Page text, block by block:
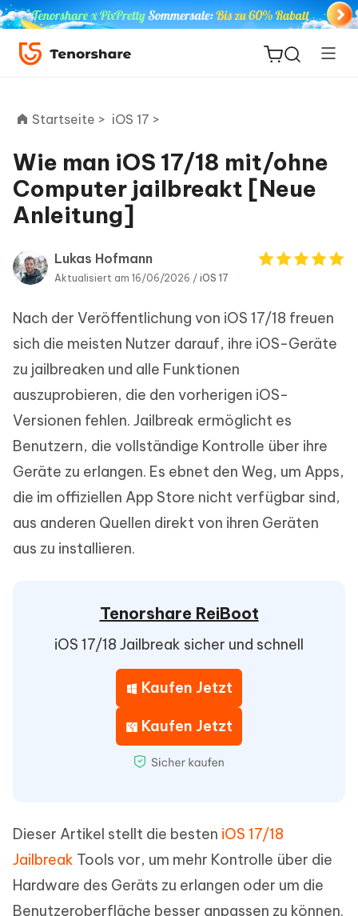
ReiBoot
for iOS
PDF
Editor
Neu
iAnyGo
Startseite > iOS 17 >
Wie man iOS 17/18 mit/ohne
Computer jailbreakt [Neue
Anleitung]
Lukas Hofmann
Aktualisiert am 16/06/2026 / iOS 17
Nach der Veröffentlichung von iOS 17/18 freuen
sich die meisten Nutzer darauf, ihre iOS-Geräte
zu jailbreaken und alle Funktionen
auszuprobieren, die den vorherigen iOS-
Versionen fehlen. Jailbreak ermöglicht es
Benutzern, die vollständige Kontrolle über ihre
Geräte zu erlangen. Es ebnet den Weg, um Apps,
die im offiziellen App Store nicht verfügbar sind,
aus anderen Quellen direkt von ihren Geräten
aus zu installieren.
Tenorshare ReiBoot
iOS 17/18 Jailbreak sicher und schnell
Kaufen Jetzt
Kaufen Jetzt
Dieser Artikel stellt die besten iOS 17/18
Jailbreak Tools vor, um mehr Kontrolle über die
Hardware des Geräts zu erlangen oder um die
Benutzeroberfläche besser anpassen zu können.